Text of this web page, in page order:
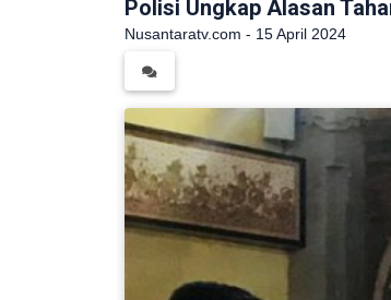
Polisi Ungkap Alasan
Nusantaratv.com - 15 April 2024